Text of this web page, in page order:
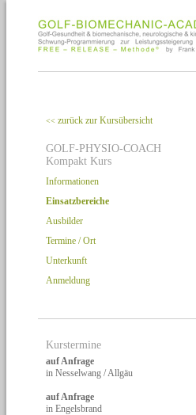
<< zurück zur Kursübersicht
GOLF-PHYSIO-COACH
Kompakt Kurs
Informationen
Einsatzbereiche
Ausbilder
Termine / Ort
Unterkunft
Anmeldung
Kurstermine
auf Anfrage
in Nesselwang / Allgäu
auf Anfrage
in Engelsbrand